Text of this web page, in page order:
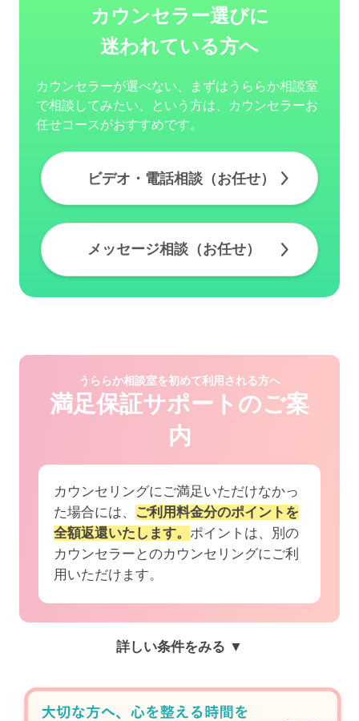
カウンセラー選びに
迷われている方へ
カウンセラーが選べない、まずはうららか相談室
で相談してみたい、という方は、カウンセラーお
任せコースがおすすめです。
ビデオ・電話相談（お任せ）
メッセージ相談（お任せ）
うららか相談室を初めて利用される方へ
満足保証サポートのご案
内
カウンセリングにご満足いただけなかっ
た場合には、
ご利用料金分のポイントを
全額返還いたします。 ポイントは、別の
カウンセラーとのカウンセリングにご利
用いただけます。
詳しい条件をみる ▼